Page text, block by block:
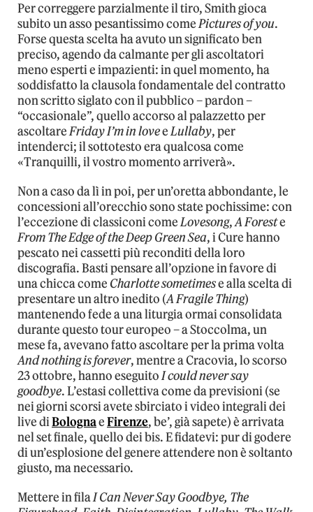
Per correggere parzialmente il tiro, Smith gioca
subito un asso pesantissimo comePictures of you.
Forse questa scelta ha avuto un significato ben
preciso, agendo da calmante per gli ascoltatori
meno esperti e impazienti: in quel momento, ha
soddisfatto la clausola fondamentale del contratto
non scritto siglato con il pubblico – pardon –
“occasionale”, quello accorso al palazzetto per
ascoltareFriday I’m in loveeLullaby, per
intenderci; il sottotesto era qualcosa come
«Tranquilli, il vostro momento arriverà».
Non a caso da lì in poi, per un’oretta abbondante, le
concessioni all’orecchio sono state pochissime: con
l’eccezione di classiconi comeLovesong,A Foreste
From The Edge of the Deep Green Sea, i Cure hanno
pescato nei cassetti più reconditi della loro
discografia. Basti pensare all’opzione in favore di
una chicca come Charlotte sometimese alla scelta di
presentare un altro inedito (A Fragile Thing)
mantenendo fede a una liturgia ormai consolidata
durante questo tour europeo – a Stoccolma, un
mese fa, avevano fatto ascoltare per la prima volta
And nothing is forever, mentre a Cracovia, lo scorso
23 ottobre, hanno eseguitoI could never say
goodbye. L’estasi collettiva come da previsioni (se
nei giorni scorsi avete sbirciato i video integrali dei
live diBolognaeFirenze, be’, già sapete) è arrivata
nel set finale, quello dei bis. E fidatevi: pur di godere
di un’esplosione del genere attendere non è soltanto
giusto, ma necessario.
Mettere in filaI Can Never Say Goodbye, The